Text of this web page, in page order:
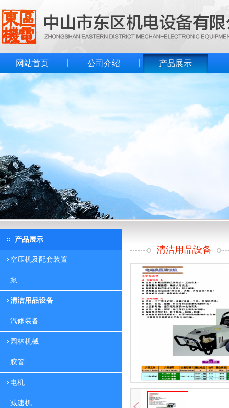
网站首页 公司介绍 产品展示
产品展示
空压机及配套装置
泵
清洁用品设备
汽修装备
园林机械
胶管
电机
减速机
清洁用品设备